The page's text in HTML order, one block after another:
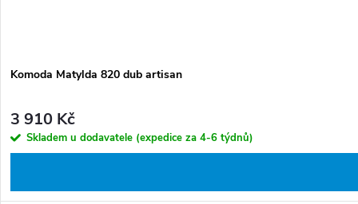
Komoda Matylda 820 dub artisan
3 910 Kč
Skladem u dodavatele (expedice za 4-6 týdnů)